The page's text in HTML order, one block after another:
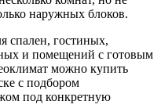
наружных блоков.
спален, гостиных,
и помещений с готовым
можно купить
с подбором
под конкретную